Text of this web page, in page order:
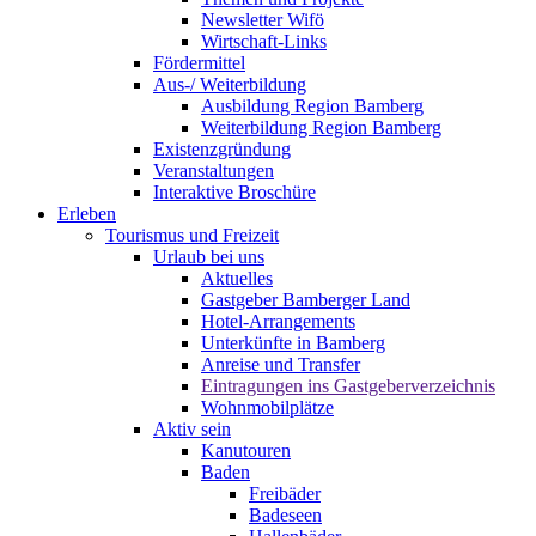
Newsletter Wifö
Wirtschaft-Links
Fördermittel
Aus-/ Weiterbildung
Ausbildung Region Bamberg
Weiterbildung Region Bamberg
Existenzgründung
Veranstaltungen
Interaktive Broschüre
Erleben
Tourismus und Freizeit
Urlaub bei uns
Aktuelles
Gastgeber Bamberger Land
Hotel-Arrangements
Unterkünfte in Bamberg
Anreise und Transfer
Eintragungen ins Gastgeberverzeichnis
Wohnmobilplätze
Aktiv sein
Kanutouren
Baden
Freibäder
Badeseen